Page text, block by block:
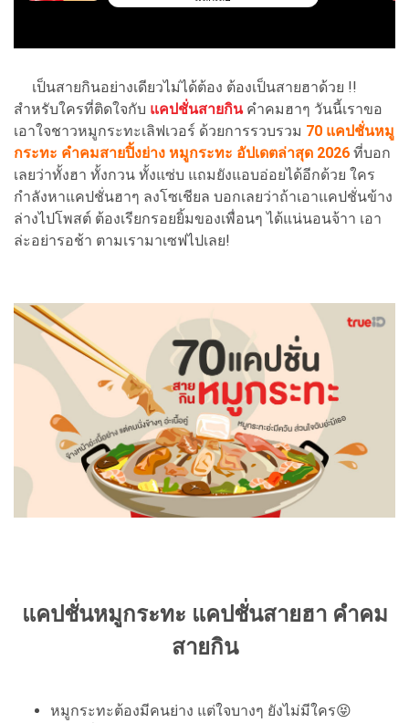
เป็นสายกินอย่างเดียวไม่ได้ต้อง ต้องเป็นสายฮาด้วย !!
สำหรับใครที่ติดใจกับ แคปชั่นสายกินคำคมฮาๆ วันนี้เราขอ
เอาใจชาวหมูกระทะเลิฟเวอร์ ด้วยการรวบรวม 70 แคปชั่นหมู
กระทะ คำคมสายปิ้งย่าง หมูกระทะ อัปเดตล่าสุด 2026 ที่บอก
เลยว่าทั้งฮา ทั้งกวน ทั้งแซ่บ แถมยังแอบอ่อยได้อีกด้วย ใคร
กำลังหาแคปชั่นฮาๆ ลงโซเชียล บอกเลยว่าถ้าเอาแคปชั่นข้าง
ล่างไปโพสต์ ต้องเรียกรอยยิ้มของเพื่อนๆ ได้แน่นอนจ้าา เอา
ล่ะอย่ารอช้า ตามเรามาเซฟไปเลย!
แคปชั่นหมูกระทะ แคปชั่นสายฮา คำคม
สายกิน
หมูกระทะต้องมีคนย่าง แต่ใจบางๆ ยังไม่มีใคร😝